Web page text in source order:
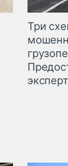
Три